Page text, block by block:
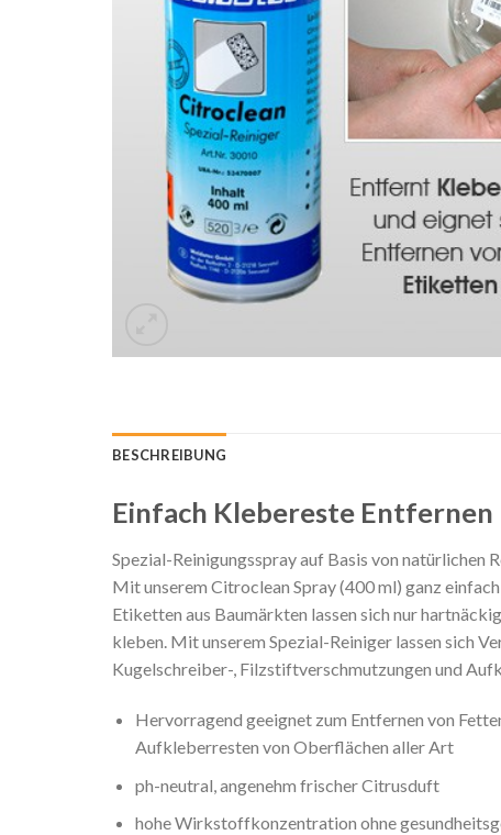
BESCHREIBUNG
Einfach Klebereste Entfernen
Spezial-Reinigungsspray auf Basis von natürlichen
Mit unserem Citroclean Spray (400 ml) ganz
Etiketten aus Baumärkten lassen sich nur
kleben. Mit unserem Spezial-Reiniger lassen sich
Kugelschreiber-, Filzstiftverschmutzungen und
Hervorragend geeignet zum Entfernen von
Aufkleberresten von Oberflächen aller Art
ph-neutral, angenehm frischer Citrusduft
hohe Wirkstoffkonzentration ohne